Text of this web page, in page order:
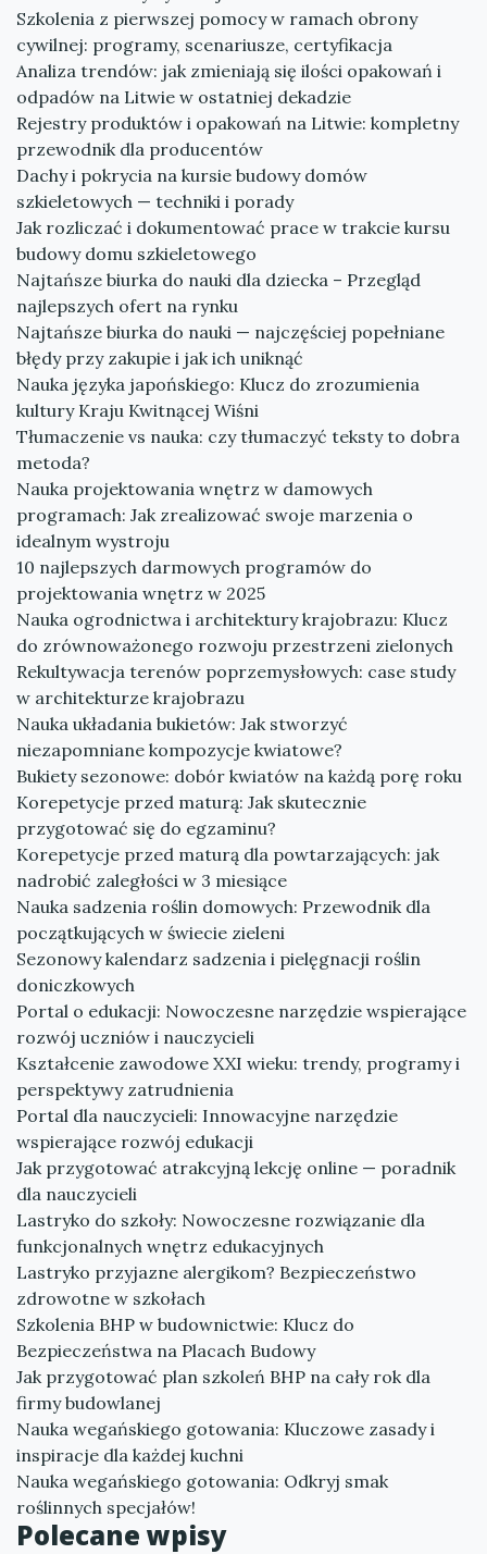
Szkolenia z pierwszej pomocy w ramach obrony
cywilnej: programy, scenariusze, certyfikacja
Analiza trendów: jak zmieniają się ilości opakowań i
odpadów na Litwie w ostatniej dekadzie
Rejestry produktów i opakowań na Litwie: kompletny
przewodnik dla producentów
Dachy i pokrycia na kursie budowy domów
szkieletowych — techniki i porady
Jak rozliczać i dokumentować prace w trakcie kursu
budowy domu szkieletowego
Najtańsze biurka do nauki dla dziecka – Przegląd
najlepszych ofert na rynku
Najtańsze biurka do nauki — najczęściej popełniane
błędy przy zakupie i jak ich uniknąć
Nauka języka japońskiego: Klucz do zrozumienia
kultury Kraju Kwitnącej Wiśni
Tłumaczenie vs nauka: czy tłumaczyć teksty to dobra
metoda?
Nauka projektowania wnętrz w damowych
programach: Jak zrealizować swoje marzenia o
idealnym wystroju
10 najlepszych darmowych programów do
projektowania wnętrz w 2025
Nauka ogrodnictwa i architektury krajobrazu: Klucz
do zrównoważonego rozwoju przestrzeni zielonych
Rekultywacja terenów poprzemysłowych: case study
w architekturze krajobrazu
Nauka układania bukietów: Jak stworzyć
niezapomniane kompozycje kwiatowe?
Bukiety sezonowe: dobór kwiatów na każdą porę roku
Korepetycje przed maturą: Jak skutecznie
przygotować się do egzaminu?
Korepetycje przed maturą dla powtarzających: jak
nadrobić zaległości w 3 miesiące
Nauka sadzenia roślin domowych: Przewodnik dla
początkujących w świecie zieleni
Sezonowy kalendarz sadzenia i pielęgnacji roślin
doniczkowych
Portal o edukacji: Nowoczesne narzędzie wspierające
rozwój uczniów i nauczycieli
Kształcenie zawodowe XXI wieku: trendy, programy i
perspektywy zatrudnienia
Portal dla nauczycieli: Innowacyjne narzędzie
wspierające rozwój edukacji
Jak przygotować atrakcyjną lekcję online — poradnik
dla nauczycieli
Lastryko do szkoły: Nowoczesne rozwiązanie dla
funkcjonalnych wnętrz edukacyjnych
Lastryko przyjazne alergikom? Bezpieczeństwo
zdrowotne w szkołach
Szkolenia BHP w budownictwie: Klucz do
Bezpieczeństwa na Placach Budowy
Jak przygotować plan szkoleń BHP na cały rok dla
firmy budowlanej
Nauka wegańskiego gotowania: Kluczowe zasady i
inspiracje dla każdej kuchni
Nauka wegańskiego gotowania: Odkryj smak
roślinnych specjałów!
Polecane wpisy